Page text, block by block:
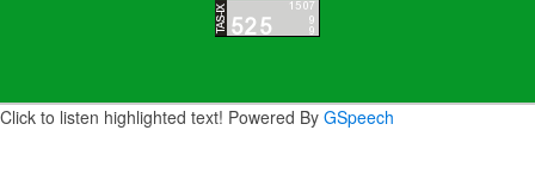
Click to listen highlighted text! Powered By GSpeech